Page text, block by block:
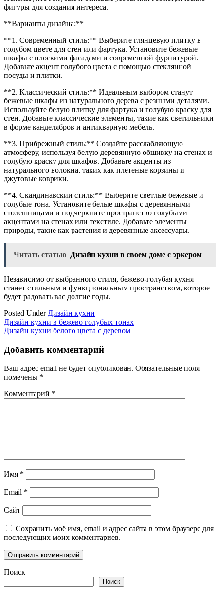
фигуры для создания интереса.
**Варианты дизайна:**
**1. Современный стиль:** Выберите глянцевую плитку в
голубом цвете для стен или фартука. Установите бежевые
шкафы с плоскими фасадами и современной фурнитурой.
Добавьте акцент голубого цвета с помощью стеклянной
посуды и плитки.
**2. Классический стиль:** Идеальным выбором станут
бежевые шкафы из натурального дерева с резными деталями.
Используйте белую плитку для фартука и голубую краску для
стен. Добавьте классические элементы, такие как светильники
в форме канделябров и антикварную мебель.
**3. Прибрежный стиль:** Создайте расслабляющую
атмосферу, используя белую деревянную обшивку на стенах и
голубую краску для шкафов. Добавьте акценты из
натурального волокна, таких как плетеные корзины и
джутовые коврики.
**4. Скандинавский стиль:** Выберите светлые бежевые и
голубые тона. Установите белые шкафы с деревянными
столешницами и подчеркните пространство голубыми
акцентами на стенах или текстиле. Добавьте элементы
природы, такие как растения и деревянные аксессуары.
Читать статью Дизайн кухни в своем доме с эркером
Независимо от выбранного стиля, бежево-голубая кухня
станет стильным и функциональным пространством, которое
будет радовать вас долгие годы.
Posted Under Дизайн кухни
Навигация
по
записям
Дизайн кухни в бежево голубых тонах
Дизайн кухни белого цвета с деревом
Добавить комментарий
Ваш адрес email не будет опубликован. Обязательные поля
помечены *
Комментарий *
Имя *
Email *
Сайт
Сохранить моё имя, email и адрес сайта в этом браузере для
последующих моих комментариев.
Поиск
Поиск